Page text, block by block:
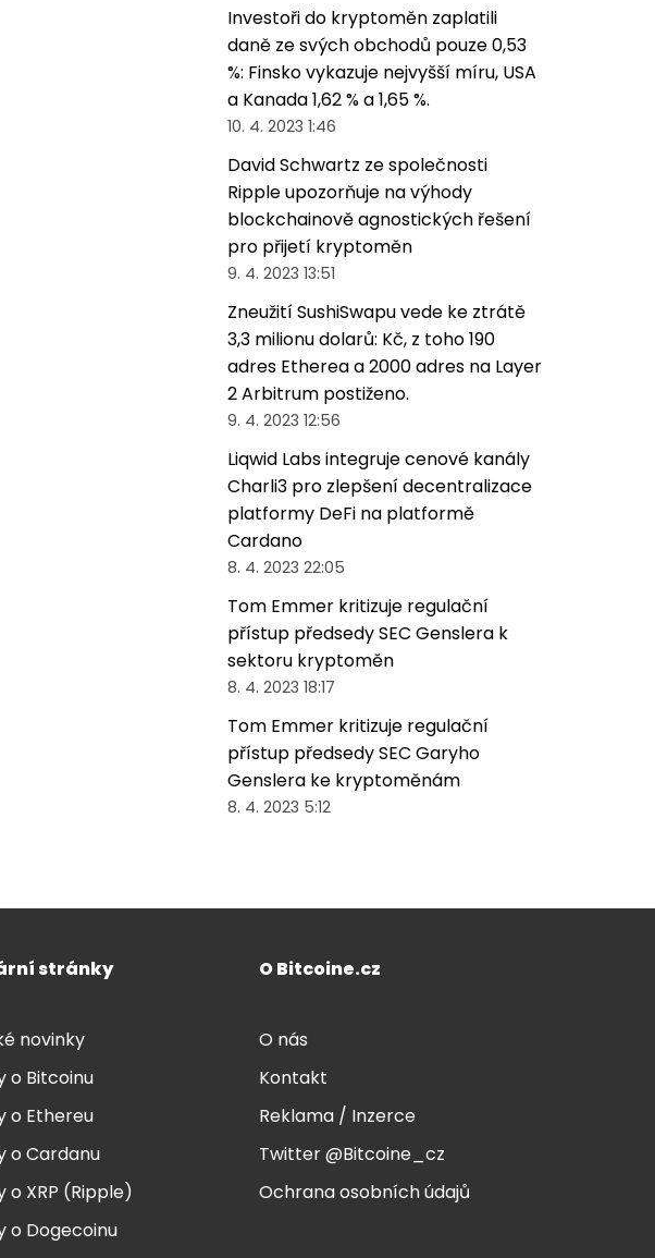
Investoři do kryptoměn zaplatili
daně ze svých obchodů pouze 0,53
%: Finsko vykazuje nejvyšší míru, USA
a Kanada 1,62 % a 1,65 %.
10. 4. 2023 1:46
David Schwartz ze společnosti
Ripple upozorňuje na výhody
blockchainově agnostických řešení
pro přijetí kryptoměn
9. 4. 2023 13:51
Zneužití SushiSwapu vede ke ztrátě
3,3 milionu dolarů: Kč, z toho 190
adres Etherea a 2000 adres na Layer
2 Arbitrum postiženo.
9. 4. 2023 12:56
Liqwid Labs integruje cenové kanály
Charli3 pro zlepšení decentralizace
platformy DeFi na platformě
Cardano
8. 4. 2023 22:05
Tom Emmer kritizuje regulační
přístup předsedy SEC Genslera k
sektoru kryptoměn
8. 4. 2023 18:17
Tom Emmer kritizuje regulační
přístup předsedy SEC Garyho
Genslera ke kryptoměnám
8. 4. 2023 5:12
stránky
novinky
o Bitcoinu
o Ethereu
o Cardanu
o XRP (Ripple)
o Dogecoinu
O Bitcoine.cz
O nás
Kontakt
Reklama / Inzerce
Twitter @Bitcoine_cz
Ochrana osobních údajů